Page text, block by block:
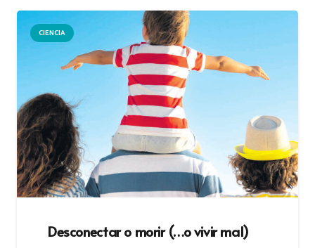
CIENCIA
Desconectar o morir (…o vivir mal)